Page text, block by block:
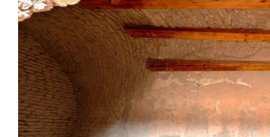
丝路花馍“蒸出”